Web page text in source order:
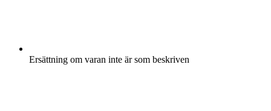
Ersättning om varan inte är som beskriven